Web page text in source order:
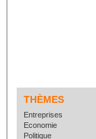
THÈMES
Entreprises
Economie
Politique